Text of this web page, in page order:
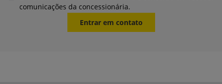
comunicações da concessionária.
Entrar em contato